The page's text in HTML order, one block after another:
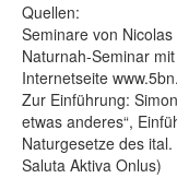
Quellen:
Seminare von
Naturnah-Seminar
Internetseite
Zur Einführung:
etwas anderes“,
Naturgesetze des
Saluta Aktiva Onlus)